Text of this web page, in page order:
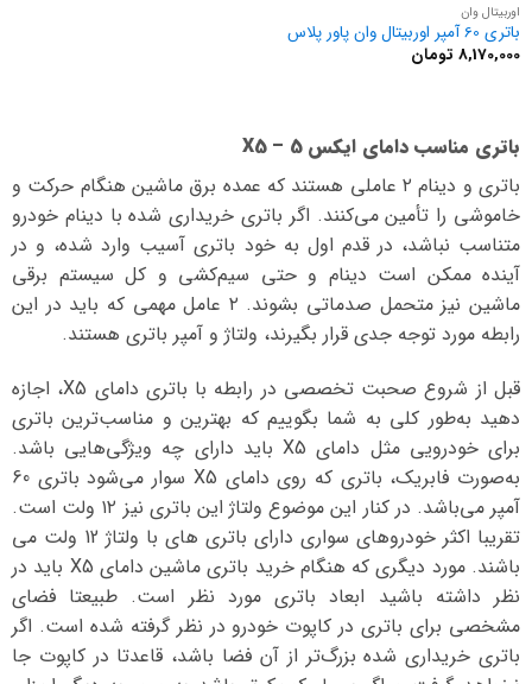
اوربیتال وان
باتری 60 آمپر اوربیتال وان پاور پلاس
8,170,000 تومان
باتری مناسب دامای ایکس 5 – X5
باتری و دینام ۲ عاملی هستند که عمده برق ماشین هنگام حرکت و
خاموشی را تأمین می‌کنند. اگر باتری خریداری شده با دینام خودرو
متناسب نباشد، در قدم اول به خود باتری آسیب وارد شده، و در
آینده ممکن است دینام و حتی سیم‌کشی و کل سیستم برقی
ماشین نیز متحمل صدماتی بشوند. ۲ عامل مهمی که باید در این
رابطه مورد توجه جدی قرار بگیرند، ولتاژ و آمپر باتری هستند.
قبل از شروع صحبت تخصصی در رابطه با باتری دامای X5، اجازه
دهید به‌طور کلی به شما بگوییم که بهترین و مناسب‌ترین باتری
برای خودرویی مثل دامای X5 باید دارای چه ویژگی‌هایی باشد.
به‌صورت فابریک، باتری که روی دامای X5 سوار می‌شود باتری 60
آمپر می‌باشد. در کنار این موضوع ولتاژ این باتری نیز ۱۲ ولت است.
تقریبا اکثر خودروهای سواری دارای باتری های با ولتاژ 12 ولت می
باشند. مورد دیگری که هنگام خرید باتری ماشین دامای X5 باید در
نظر داشته باشید ابعاد باتری مورد نظر است. طبیعتا فضای
مشخصی برای باتری در کاپوت خودرو در نظر گرفته شده است. اگر
باتری خریداری شده بزرگ‌تر از آن فضا باشد، قاعدتا در کاپوت جا